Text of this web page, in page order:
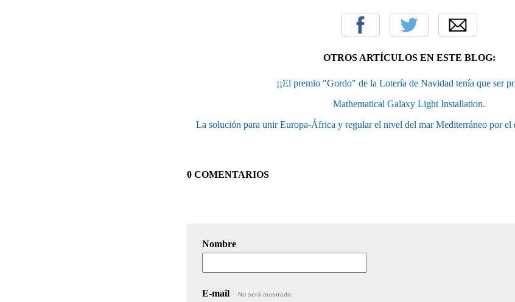
OTROS ARTÍCULOS EN ESTE BLOG:
¡¡El premio "Gordo" de la Lotería de Navidad tenía que ser
Mathematical Galaxy Light Installation.
La solución para unir Europa-África y regular el nivel del mar Mediterráneo por el
0 COMENTARIOS
Nombre
E-mail No será mostrado.